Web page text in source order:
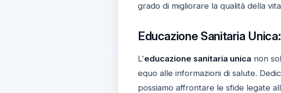
grado di migliorare la qualità della
Educazione Sanitaria
L'educazione sanitaria unica non
equo alle informazioni di salute.
possiamo affrontare le sfide legate